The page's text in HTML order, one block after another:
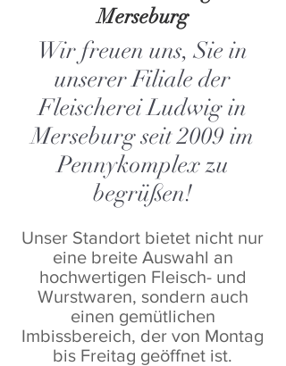
Merseburg
Wir freuen uns, Sie in
unserer Filiale der
Fleischerei Ludwig in
Merseburg seit 2009 im
Pennykomplex zu
begrüßen!
Unser Standort bietet nicht nur
eine breite Auswahl an
hochwertigen Fleisch- und
Wurstwaren, sondern auch
einen gemütlichen
Imbissbereich, der von Montag
bis Freitag geöffnet ist.